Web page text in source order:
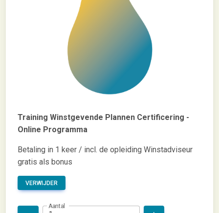
Training Winstgevende Plannen Certificering -
Online Programma
Betaling in 1 keer / incl. de opleiding Winstadviseur
gratis als bonus
VERWIJDER
Aantal